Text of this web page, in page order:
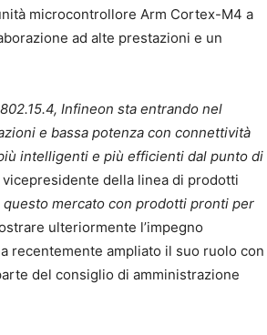
microcontrollore Arm Cortex-M4 a
ad alte prestazioni e un
Infineon sta entrando nel
e bassa potenza con connettività
intelligenti e più efficienti dal punto di
vicepresidente della linea di prodotti
mercato con prodotti pronti per
ulteriormente l’impegno
recentemente ampliato il suo ruolo con
del consiglio di amministrazione